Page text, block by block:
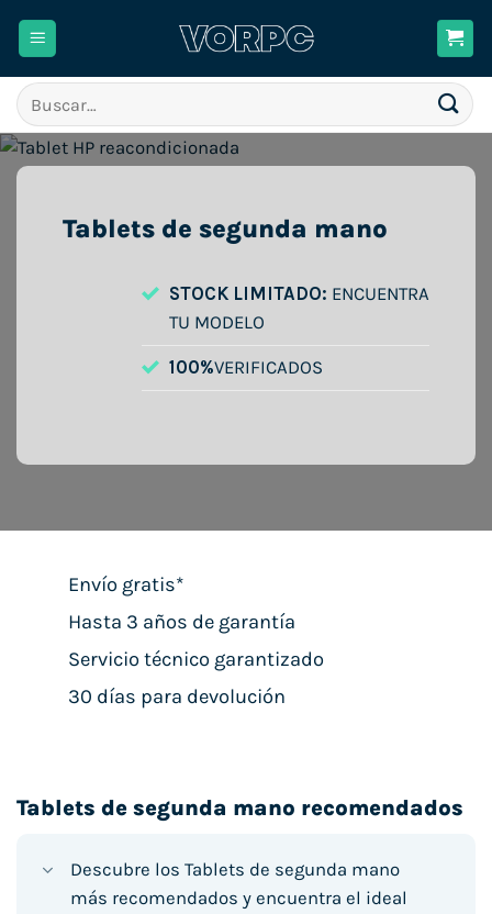
Buscar
por:
Tablets de segunda mano
STOCK LIMITADO: ENCUENTRA
TU MODELO
100%VERIFICADOS
Envío gratis*
Hasta 3 años de garantía
Servicio técnico garantizado
30 días para devolución
Tablets de segunda mano recomendados
Descubre los Tablets de segunda mano
más recomendados y encuentra el ideal